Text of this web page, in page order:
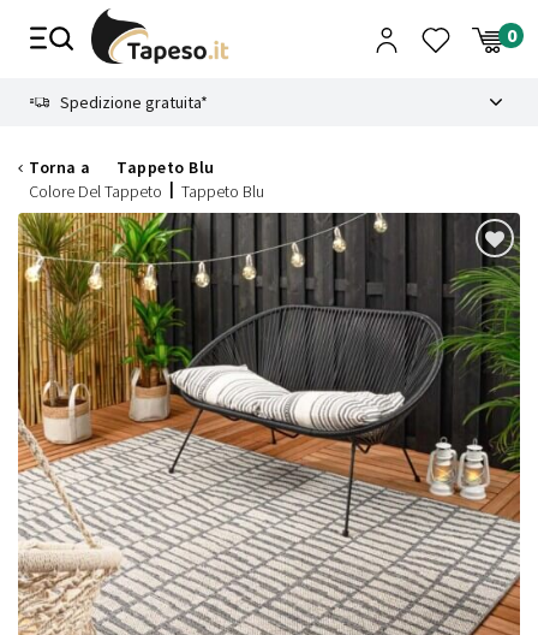
Spedizione gratuita*
Torna a
Tappeto Blu
Colore Del Tappeto
Tappeto Blu